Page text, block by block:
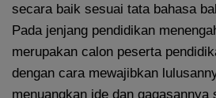
secara baik sesuai tata bahasa
Pada jenjang pendidikan
merupakan calon peserta
dengan cara mewajibkan
menuangkan ide dan